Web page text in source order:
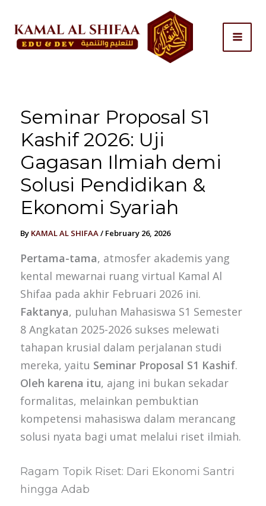
content
Seminar Proposal S1
Kashif 2026: Uji
Gagasan Ilmiah demi
Solusi Pendidikan &
Ekonomi Syariah
By KAMAL AL SHIFAA/ February 26, 2026
Pertama-tama, atmosfer akademis yang
kental mewarnai ruang virtual Kamal Al
Shifaa pada akhir Februari 2026 ini.
Faktanya, puluhan Mahasiswa S1 Semester
8 Angkatan 2025-2026 sukses melewati
tahapan krusial dalam perjalanan studi
mereka, yaitu Seminar Proposal S1 Kashif.
Oleh karena itu, ajang ini bukan sekadar
formalitas, melainkan pembuktian
kompetensi mahasiswa dalam merancang
solusi nyata bagi umat melalui riset ilmiah.
Ragam Topik Riset: Dari Ekonomi Santri
hingga Adab